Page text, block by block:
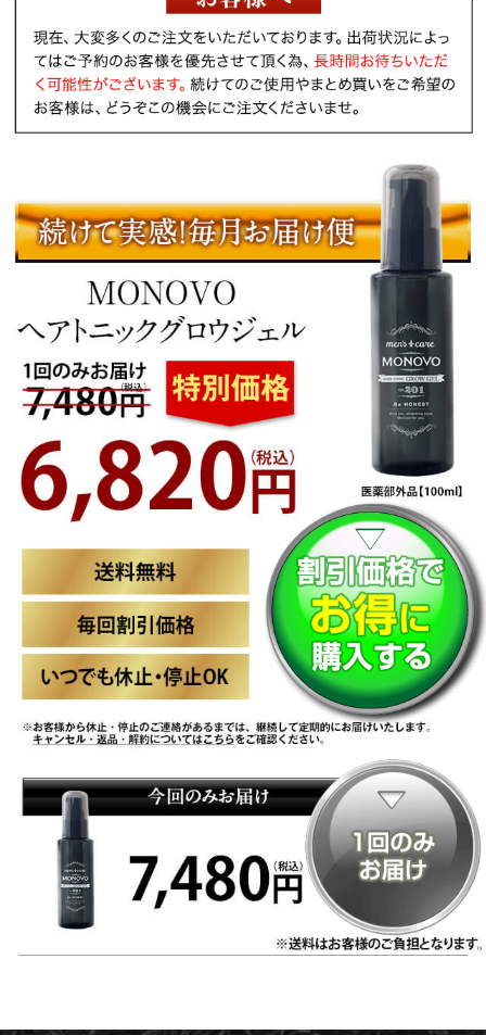
『北海道』のお客様より¥6,820（税込）
のご注文をいただきました！
『岐阜県』のお客様より¥6,820（税込）
のご注文をいただきました！
『大阪府』のお客様より¥6,820（税込）
のご注文をいただきました！
『福岡県』のお客様より¥6,820（税込）
のご注文をいただきました！
『宮崎県』のお客様より
のご注文をいただきました！
『栃木県』のお客様より
¥7,480（税込）
のご注文をいただきました！
『新潟県』のお客様より
¥6,820（税込）
のご注文をいただきました！
『北海道』のお客様より¥7,480（税込）
のご注文をいただきました！
『山口県』のお客様より
¥7,480（税込）
のご注文をいただきました！
『新潟県』のお客様より¥6,820（税込）
のご注文をいただきました！
『和歌山県』のお客様より¥7,480（税
『宮城県』のお客様より
¥25,300（税込）
のご注文をいただきました！